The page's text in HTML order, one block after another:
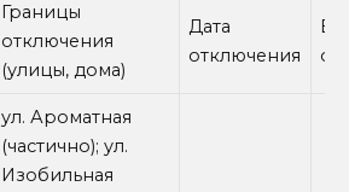
Границы
отключения
(улицы, дома)
Дата
отключения
ул. Ароматная
(частично); ул.
Изобильная